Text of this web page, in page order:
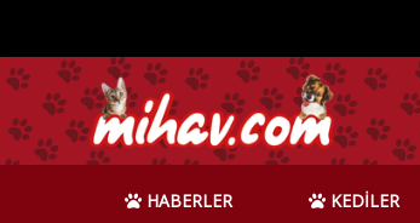
HABERLER KEDİLER